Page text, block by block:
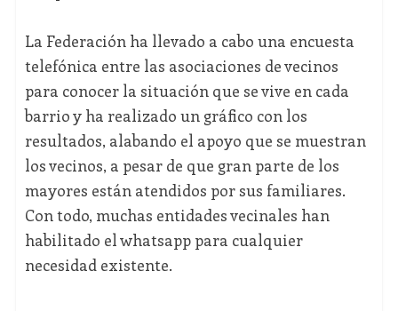
La Federación ha llevado a cabo una encuesta
telefónica entre las asociaciones de vecinos
para conocer la situación que se vive en cada
barrio y ha realizado un gráfico con los
resultados, alabando el apoyo que se muestran
los vecinos, a pesar de que gran parte de los
mayores están atendidos por sus familiares.
Con todo, muchas entidades vecinales han
habilitado el whatsapp para cualquier
necesidad existente.